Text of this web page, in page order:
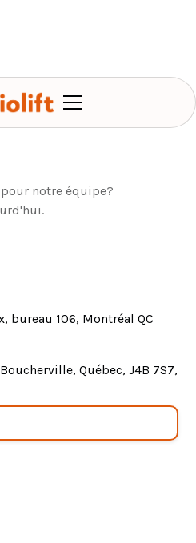
notre équipe?
bureau 106, Montréal QC
Québec, J4B 7S7,